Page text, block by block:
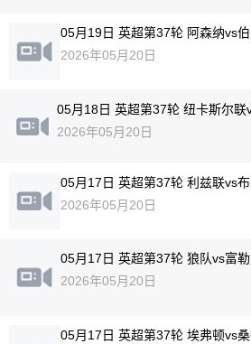
05月19日 英超第37轮 阿森纳vs
2026年05月20日
05月18日 英超第37轮 纽卡斯尔
2026年05月20日
05月17日 英超第37轮 利兹联vs
2026年05月20日
05月17日 英超第37轮 狼队vs富
2026年05月20日
05月17日 英超第37轮 埃弗顿vs